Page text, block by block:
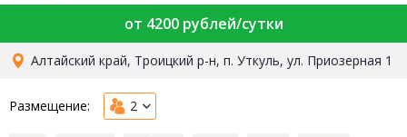
от 4200 рублей/сутки
Алтайский край, Троицкий р-н, п. Уткуль, ул. Приозерная 1
Размещение: 2